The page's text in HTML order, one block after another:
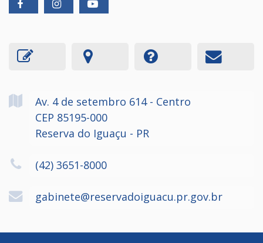
Av. 4 de setembro 614 - Centro
CEP 85195-000
Reserva do Iguaçu - PR
(42) 3651-8000
gabinete@reservadoiguacu.pr.gov.br